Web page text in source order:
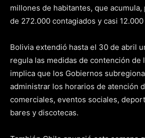
millones de habitantes, que acumula,
de 272.000 contagiados y casi
Bolivia extendió hasta el 30 de abril
regula las medidas de contención de
implica que los Gobiernos
administrar los horarios de atención
comerciales, eventos sociales,
bares y discotecas.